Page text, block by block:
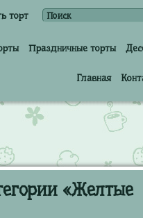
торт
Праздничные торты
Главная
«Желтые